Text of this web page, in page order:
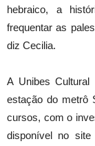
hebraico, a
frequentar as
diz Cecilia.
A Unibes
estação do metrô
cursos, com o
disponível no site